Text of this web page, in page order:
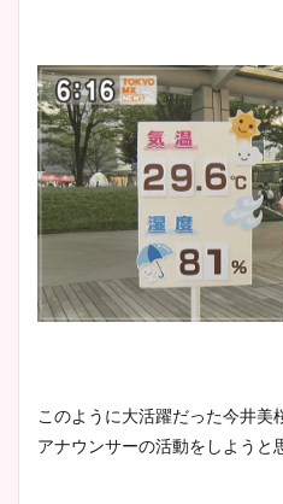
このように大活躍だった今井美
アナウンサーの活動をしようと